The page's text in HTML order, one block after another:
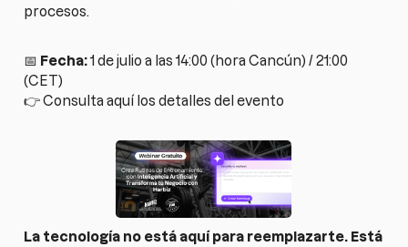
procesos.
📅 Fecha:1 de julio a las 14:00 (hora Cancún) / 21:00
(CET)
👉 Consulta aquí los detalles del evento
La tecnología no está aquí para reemplazarte. Está